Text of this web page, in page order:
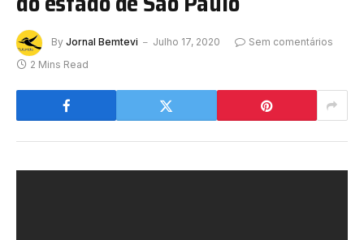
By Jornal Bemtevi Julho 17, 2020
Sem comentários
2 Mins Read